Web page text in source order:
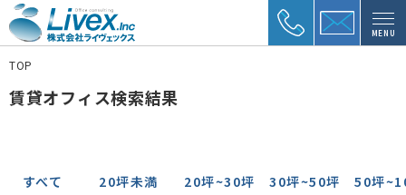
MENU
TOP
賃貸オフィス検索結果
すべて 20坪未満 20坪~30坪 30坪~50坪 50坪